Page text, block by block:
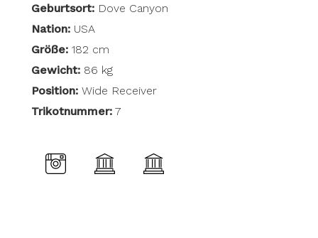
Geburtsort: Dove Canyon
Nation: USA
Größe:182 cm
Gewicht:86 kg
Position:Wide Receiver
Trikotnummer:7